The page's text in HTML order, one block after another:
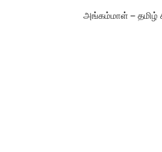
அங்கம்மாள் – தமிழ்